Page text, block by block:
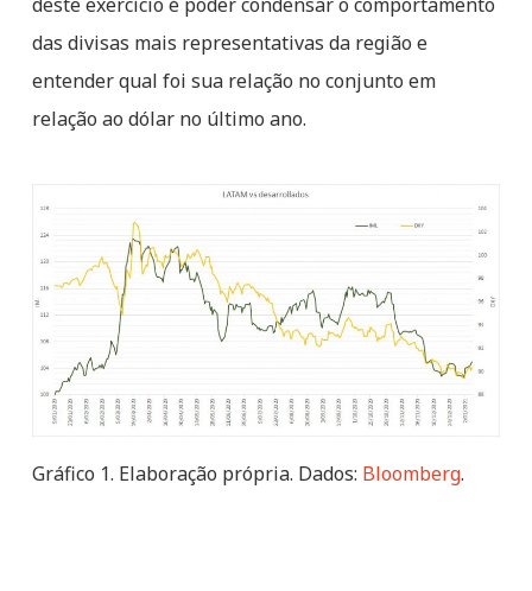
das divisas mais representativas da região e
entender qual foi sua relação no conjunto em
relação ao dólar no último ano.
Gráfico 1. Elaboração própria. Dados: Bloomberg.